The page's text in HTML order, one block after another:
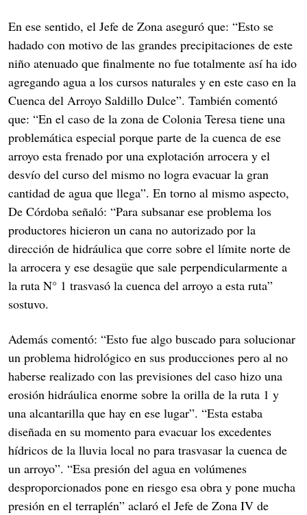
En ese sentido, el Jefe de Zona aseguró que: “Esto se
hadado con motivo de las grandes precipitaciones de este
niño atenuado que finalmente no fue totalmente así ha ido
agregando agua a los cursos naturales y en este caso en la
Cuenca del Arroyo Saldillo Dulce”. También comentó
que: “En el caso de la zona de Colonia Teresa tiene una
problemática especial porque parte de la cuenca de ese
arroyo esta frenado por una explotación arrocera y el
desvío del curso del mismo no logra evacuar la gran
cantidad de agua que llega”. En torno al mismo aspecto,
De Córdoba señaló: “Para subsanar ese problema los
productores hicieron un cana no autorizado por la
dirección de hidráulica que corre sobre el límite norte de
la arrocera y ese desagüe que sale perpendicularmente a
la ruta N° 1 trasvasó la cuenca del arroyo a esta ruta”
sostuvo.
Además comentó: “Esto fue algo buscado para solucionar
un problema hidrológico en sus producciones pero al no
haberse realizado con las previsiones del caso hizo una
erosión hidráulica enorme sobre la orilla de la ruta 1 y
una alcantarilla que hay en ese lugar”. “Esta estaba
diseñada en su momento para evacuar los excedentes
hídricos de la lluvia local no para trasvasar la cuenca de
un arroyo”. “Esa presión del agua en volúmenes
desproporcionados pone en riesgo esa obra y pone mucha
presión en el terraplén” aclaró el Jefe de Zona IV de